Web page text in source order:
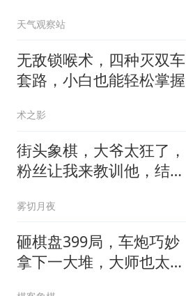
天气观察站
无敌锁喉术，四种灭双车
套路，小白也能轻松掌握
术之影
街头象棋，大爷太狂了，
粉丝让我来教训他，结果
雾切月夜
砸棋盘399局，车炮巧妙
拿下一大堆，大师也太厉